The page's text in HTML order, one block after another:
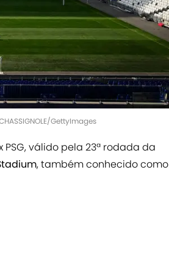
GettyImages
válido pela 23ª rodada da
, também conhecido como